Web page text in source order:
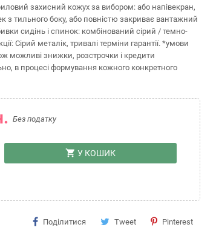
захисний кожух за вибором: або напівекран,
з тильного боку, або повністю закриває вантажний
сидінь і спинок: комбінований сірий / темно-
Сірий металік, тривалі терміни гарантії. *умови
можливі знижки, розстрочки і кредити
в процесі формування кожного конкретного
Без податку
shopping_cart У КОШИК
Поділитися Tweet Pinterest